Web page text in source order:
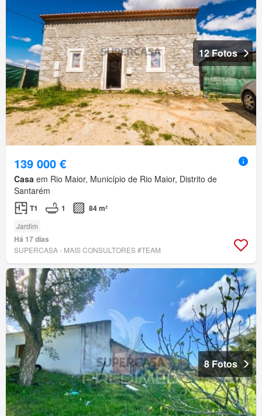
12 Fotos
139 000 €
Casa em Rio Maior, Município de Rio Maior, Distrito de
Santarém
T1 1 84 m²
Jardim
Há 17 dias
SUPERCASA - MAIS CONSULTORES #TEAM
8 Fotos